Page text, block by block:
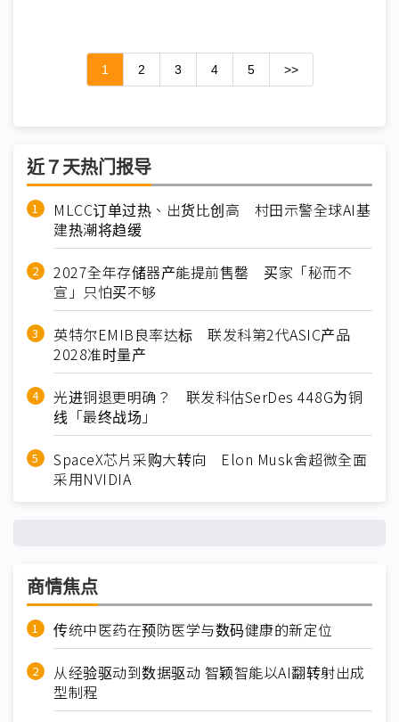
1 2 3 4 5 >>
近７天热门报导
MLCC订单过热、出货比创高 村田示警全球AI基
建热潮将趋缓
2027全年存储器产能提前售罄 买家「秘而不
宣」只怕买不够
英特尔EMIB良率达标 联发科第2代ASIC产品
2028准时量产
光进铜退更明确？ 联发科估SerDes 448G为铜
线「最终战场」
SpaceX芯片采购大转向 Elon Musk舍超微全面
采用NVIDIA
商情焦点
传统中医药在预防医学与数码健康的新定位
从经验驱动到数据驱动 智颖智能以AI翻转射出成
型制程